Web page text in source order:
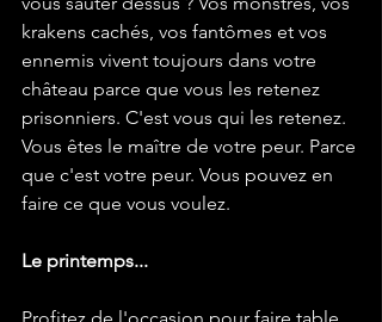
krakens cachés, vos fantômes et vos
ennemis vivent toujours dans votre
château parce que vous les retenez
prisonniers. C'est vous qui les retenez.
Vous êtes le maître de votre peur. Parce
que c'est votre peur. Vous pouvez en
faire ce que vous voulez.
Le printemps...